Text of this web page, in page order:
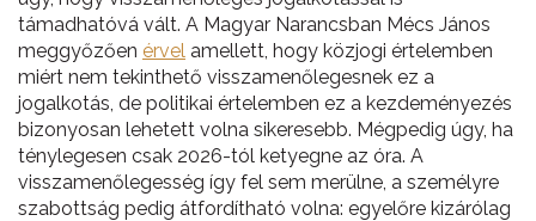
támadhatóvá vált. A Magyar Narancsban Mécs János
meggyőzően érvel amellett, hogy közjogi értelemben
miért nem tekinthető visszamenőlegesnek ez a
jogalkotás, de politikai értelemben ez a kezdeményezés
bizonyosan lehetett volna sikeresebb. Mégpedig úgy, ha
ténylegesen csak 2026-tól ketyegne az óra. A
visszamenőlegesség így fel sem merülne, a személyre
szabottság pedig átfordítható volna: egyelőre kizárólag